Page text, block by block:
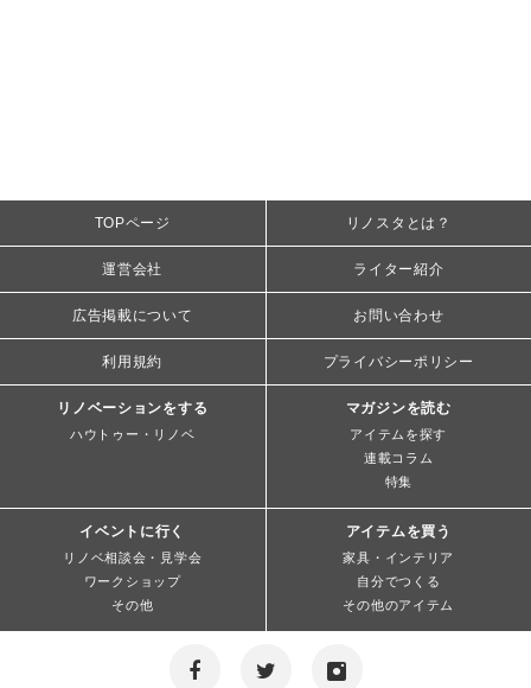
TOPページ リノスタとは？
運営会社 ライター紹介
広告掲載について お問い合わせ
利用規約 プライバシーポリシー
リノベーションをする
ハウトゥー・リノベ
マガジンを読む
アイテムを探す
連載コラム
特集
イベントに行く
リノベ相談会・見学会
ワークショップ
その他
アイテムを買う
家具・インテリア
自分でつくる
その他のアイテム